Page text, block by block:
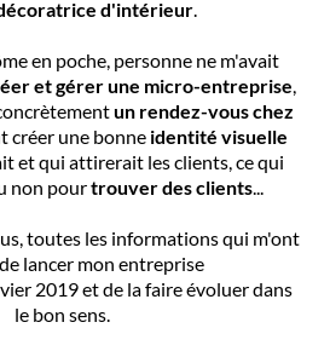
d'intérieur.
en poche, personne ne m'avait
et gérer une micro-entreprise
un rendez-vous chez
créer une bonne identité visuelle
et qui attirerait les clients, ce qui
non pourtrouver des clients...
toutes les informations qui m'ont
lancer mon entreprise
2019 et de la faire évoluer dans
le bon sens.